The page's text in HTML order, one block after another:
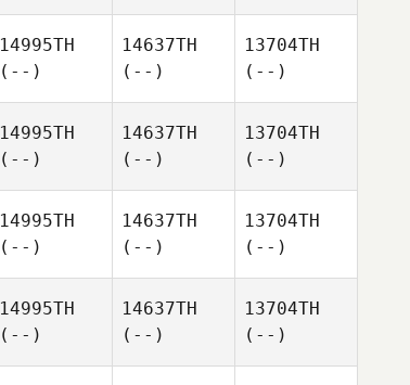
14995TH
(--)
14637TH
(--)
13704TH
(--)
14995TH
(--)
14637TH
(--)
13704TH
(--)
14995TH
(--)
14637TH
(--)
13704TH
(--)
14995TH
(--)
14637TH
(--)
13704TH
(--)